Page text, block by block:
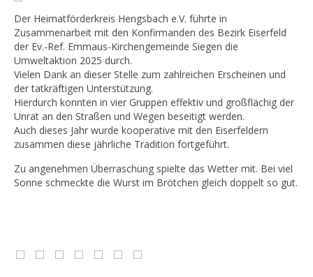
Der Heimatförderkreis Hengsbach e.V. führte in
Zusammenarbeit mit den Konfirmanden des Bezirk Eiserfeld
der Ev.-Ref. Emmaus-Kirchengemeinde Siegen die
Umweltaktion 2025 durch.
Vielen Dank an dieser Stelle zum zahlreichen Erscheinen und
der tatkräftigen Unterstützung.
Hierdurch konnten in vier Gruppen effektiv und großflächig der
Unrat an den Straßen und Wegen beseitigt werden.
Auch dieses Jahr wurde kooperative mit den Eiserfeldern
zusammen diese jährliche Tradition fortgeführt.
Zu angenehmen Überraschung spielte das Wetter mit. Bei viel
Sonne schmeckte die Wurst im Brötchen gleich doppelt so gut.